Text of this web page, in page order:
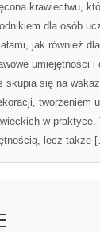
krawiectwu,
dla osób
jak również
umiejętności
skupia się na
tworzeniem
w
lecz także